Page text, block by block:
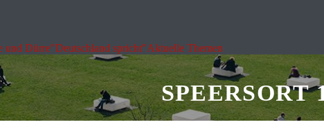
und Dürre"Deutschland spricht"Aktuelle Themen
SPEERSORT